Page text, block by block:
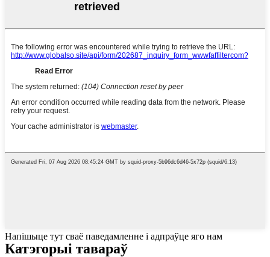
Напішыце тут сваё паведамленне і адпраўце яго нам
Катэгорыі тавараў